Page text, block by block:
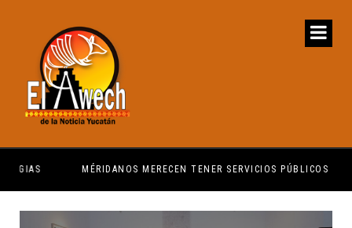
MÉRIDANOS MERECEN TENER SERVICIOS PÚBLICOS